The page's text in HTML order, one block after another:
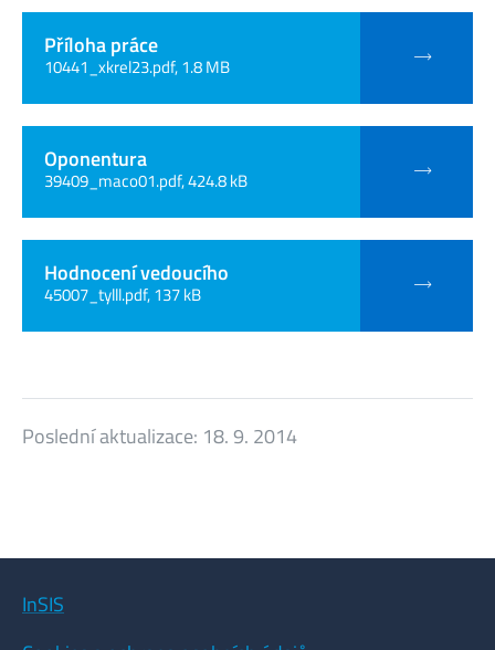
Příloha práce
10441_xkrel23.pdf, 1.8 MB
Oponentura
39409_maco01.pdf, 424.8 kB
Hodnocení vedoucího
45007_tylll.pdf, 137 kB
Poslední aktualizace: 18. 9. 2014
InSIS